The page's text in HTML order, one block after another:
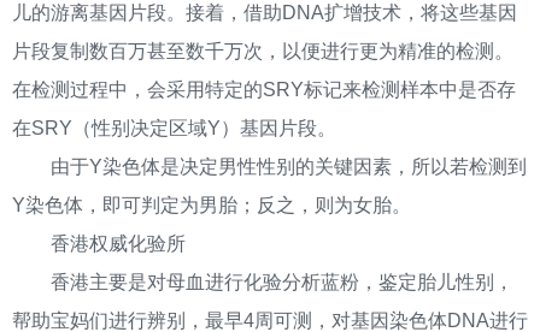
儿的游离基因片段。接着，借助DNA扩增技术，将这些基因
片段复制数百万甚至数千万次，以便进行更为精准的检测。
在检测过程中，会采用特定的SRY标记来检测样本中是否存
在SRY（性别决定区域Y）基因片段。
由于Y染色体是决定男性性别的关键因素，所以若检测到
Y染色体，即可判定为男胎；反之，则为女胎。
香港权威化验所
香港主要是对母血进行化验分析蓝粉，鉴定胎儿性别，
帮助宝妈们进行辨别，最早4周可测，对基因染色体DNA进行